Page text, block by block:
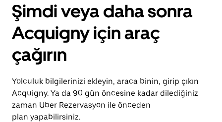
Şimdi veya daha sonra
Acquigny için araç
çağırın
Yolculuk bilgilerinizi ekleyin, araca binin, girip çıkın
Acquigny. Ya da 90 gün öncesine kadar dilediğiniz
zaman Uber Rezervasyon ile önceden
plan yapabilirsiniz.